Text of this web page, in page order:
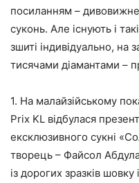
посиланням –
суконь. Але існують і
зшиті індивідуально, на
тисячами діамантами –
1. На малайзійському
Prix KL відбулася
ексклюзивного сукні
творець – Файсол
із дорогих зразків